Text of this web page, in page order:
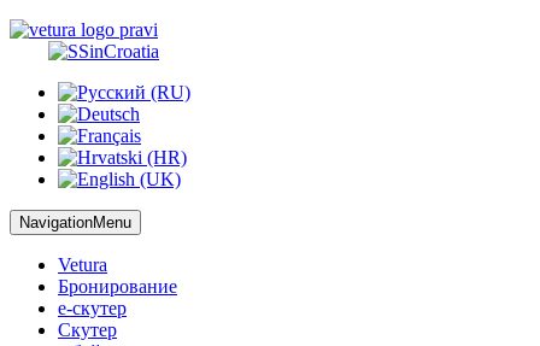
NavigationMenu
Vetura
Бронирование
е-скутер
Скутер